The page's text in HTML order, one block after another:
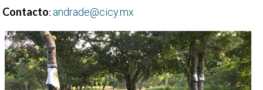
Contacto: andrade@cicy.mx